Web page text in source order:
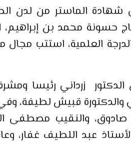
الماستر من لدن
حسونة محمد بن
العلمية، استتب
زرداني رئيسا
والدكتورة قبيش لطيفة،
صادوق، والنقيب مصطفى
عبد اللطيف غفار،